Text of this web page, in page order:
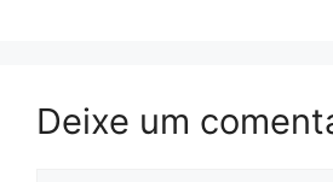
Deixe um